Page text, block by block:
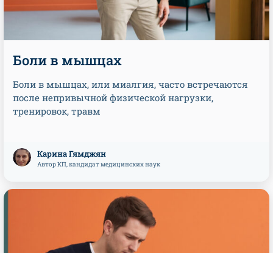
Боли в мышцах
Боли в мышцах, или миалгия, часто встречаются
после непривычной физической нагрузки,
тренировок, травм
Карина Гямджян
Автор КП, кандидат медицинских наук